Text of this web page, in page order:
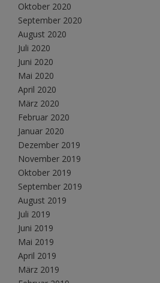
Oktober 2020
September 2020
August 2020
Juli 2020
Juni 2020
Mai 2020
April 2020
März 2020
Februar 2020
Januar 2020
Dezember 2019
November 2019
Oktober 2019
September 2019
August 2019
Juli 2019
Juni 2019
Mai 2019
April 2019
März 2019